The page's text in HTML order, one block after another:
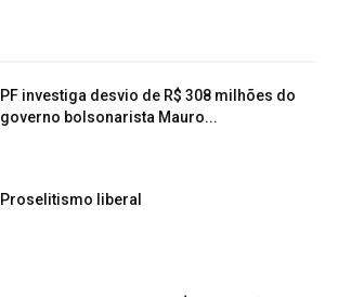
PF investiga desvio de R$ 308 milhões do
governo bolsonarista Mauro...
Proselitismo liberal